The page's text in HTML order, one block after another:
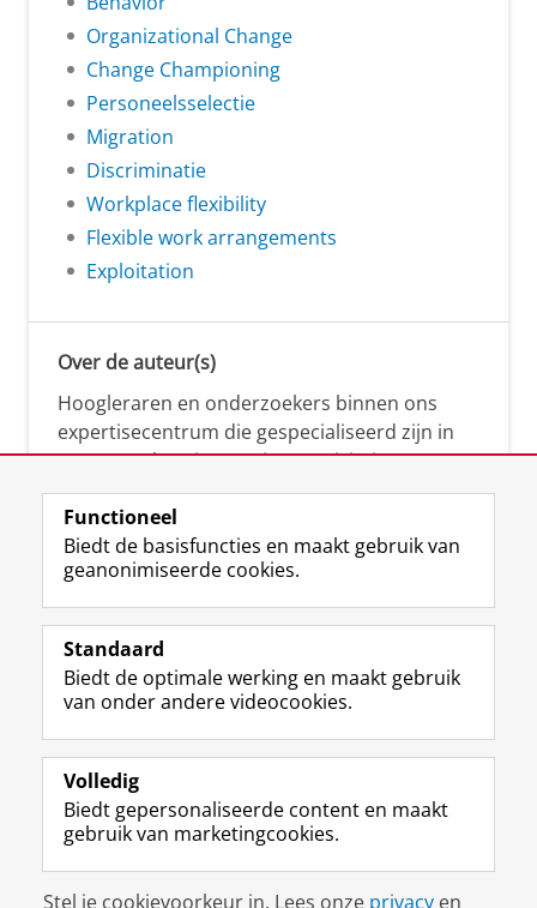
Organizational Change
Change Championing
Personeelsselectie
Migration
Discriminatie
Workplace flexibility
Flexible work arrangements
Exploitation
Over de auteur(s)
Hoogleraren en onderzoekers binnen ons
expertisecentrum die gespecialiseerd zijn in
samenwerken, innovatie, creativiteit,
diversiteit, leiderschap en ethisch gedrag.
Over deze blog
Via deze blog vertalen onze experts hun
(actuele) wetenschappelijke kennis naar
praktische, heldere en toegankelijke inzichten.
Disclaimer & Copyright
Functioneel
Biedt de basisfuncties en maakt gebruik van
geanonimiseerde cookies.
Standaard
Biedt de optimale werking en maakt gebruik
van onder andere videocookies.
Volledig
Biedt gepersonaliseerde content en maakt
gebruik van marketingcookies.
Stel je cookievoorkeur in. Lees onze privacy en